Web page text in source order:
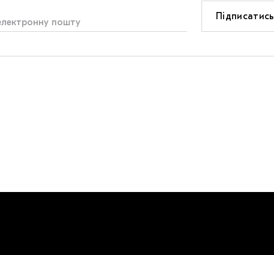
Підписатись